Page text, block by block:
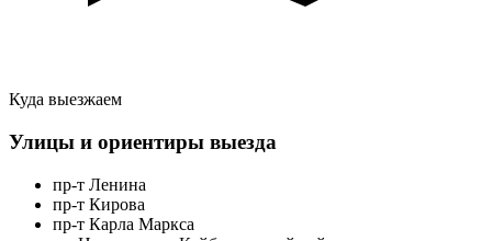
Куда выезжаем
Улицы и ориентиры выезда
пр-т Ленина
пр-т Кирова
пр-т Карла Маркса